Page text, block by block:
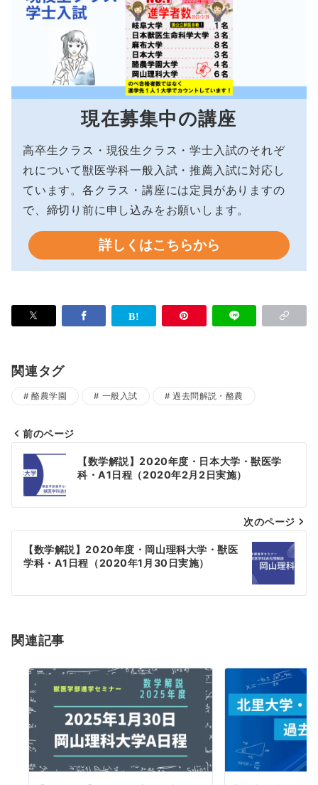
現在募集中の講座
高卒生クラス・現役生クラス・学士入試のそれぞ
れについて獣医学科一般入試・推薦入試に対応し
ています。各クラス・講座には定員がありますの
で、締切り前に申し込みをお願いします。
詳しくはこちらから
関連タグ
酪農学園 一般入試 過去問解説・酪農
投
稿
ナ
ビ
シ
ン
前のページ
【数学解説】2020年度・日本大学・獣医学
科・A1日程（2020年2月2日実施）
次のページ
【数学解説】2020年度・岡山理科大学・獣医
学科・A1日程（2020年1月30日実施）
関連記事